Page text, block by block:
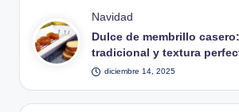
Publicado
en
Navidad
Dulce de membrillo
tradicional y textura
diciembre 14, 2025